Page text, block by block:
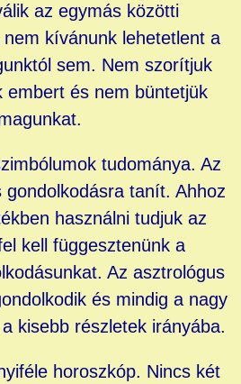
az egymás közötti
nem kívánunk lehetetlent a
sem. Nem szorítjuk
embert és nem büntetjük
tudománya. Az
gondolkodásra tanít. Ahhoz
használni tudjuk az
kell függesztenünk a
Az asztrológus
és mindig a nagy
kisebb részletek irányába.
horoszkóp. Nincs két